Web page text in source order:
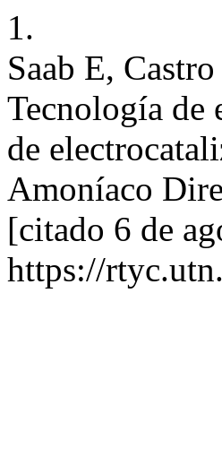
1.
Saab E,
Tecnología de
de
Amoníaco
[citado 6 de
https://